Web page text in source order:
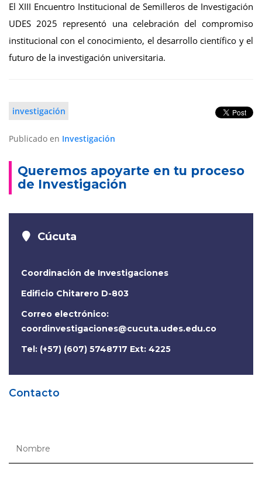
El XIII Encuentro Institucional de Semilleros de Investigación
UDES 2025 representó una celebración del compromiso
institucional con el conocimiento, el desarrollo científico y el
futuro de la investigación universitaria.
investigación
Publicado en Investigación
Queremos apoyarte en tu proceso
de Investigación
Cúcuta
Coordinación de Investigaciones
Edificio Chitarero D-803
Correo electrónico:
coordinvestigaciones@cucuta.udes.edu.co
Tel: (+57) (607) 5748717 Ext: 4225
Contacto